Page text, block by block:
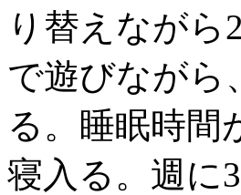
り替えなが
で遊びながら
る。睡眠時間
寝入る。週に